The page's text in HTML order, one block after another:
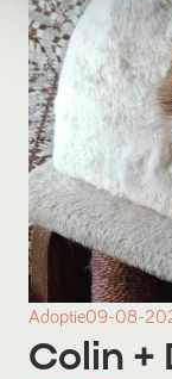
Adoptie09-08-
Colin +